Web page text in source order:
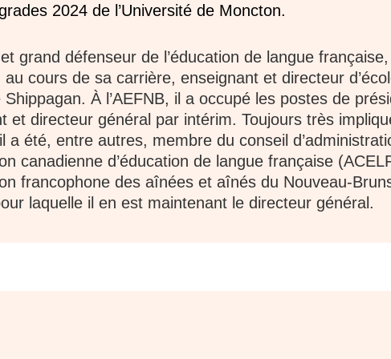
2024 de l’Université de Moncton.
grand défenseur de l’éducation de langue française,
cours de sa carrière, enseignant et directeur
Shippagan. À l’AEFNB, il a occupé les postes de
et directeur général par intérim. Toujours très
a été, entre autres, membre du conseil
canadienne d’éducation de langue française
francophone des aînées et aînés du Nouveau-
laquelle il en est maintenant le directeur général.